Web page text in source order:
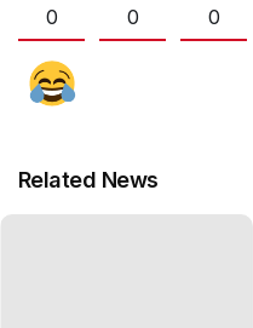
0 0 0
Related News